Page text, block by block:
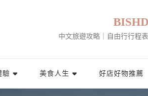
中文旅遊攻略｜自由行行程
驗 美食人生 好店好物推薦